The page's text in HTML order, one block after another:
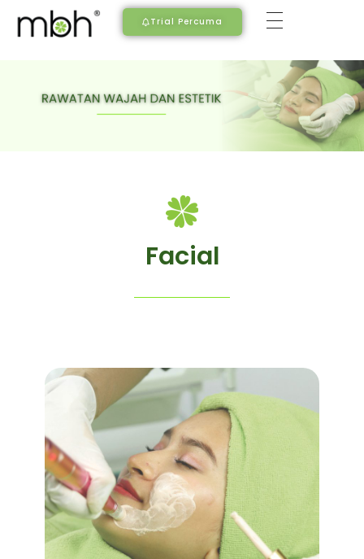
Trial Percuma
Facial